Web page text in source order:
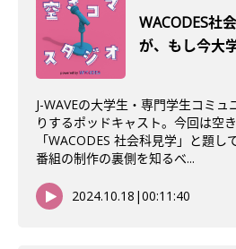
WACODES社
が、もし今大
J-WAVEの大学生・専門学生コミュ
りするポッドキャスト。今回は空
「WACODES 社会科見学」と題し
番組の制作の裏側を知るべ...
2024.10.18 |00:11:40